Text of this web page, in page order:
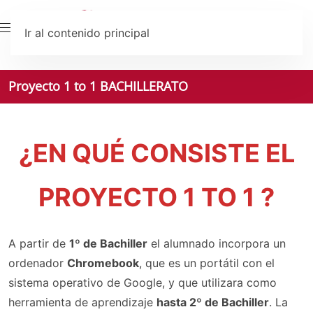
Ir al contenido principal
Proyecto 1 to 1 BACHILLERATO
¿EN QUÉ CONSISTE EL
PROYECTO 1 TO 1 ?
A partir de 1º de Bachiller el alumnado incorpora un
ordenador Chromebook, que es un portátil con el
sistema operativo de Google, y que utilizara como
herramienta de aprendizaje hasta 2º de Bachiller. La